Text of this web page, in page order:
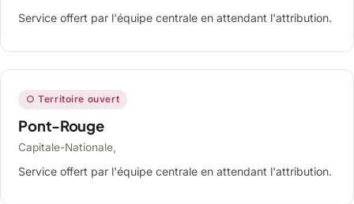
Service offert par l'équipe centrale en attendant l'attribution.
○ Territoire ouvert
Pont-Rouge
Capitale-Nationale,
Service offert par l'équipe centrale en attendant l'attribution.